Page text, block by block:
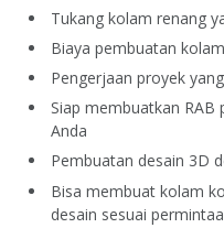
Tukang kolam renang
Biaya pembuatan
Pengerjaan proyek
Siap membuatkan
Anda
Pembuatan desain 3D
Bisa membuat kolam
desain sesuai